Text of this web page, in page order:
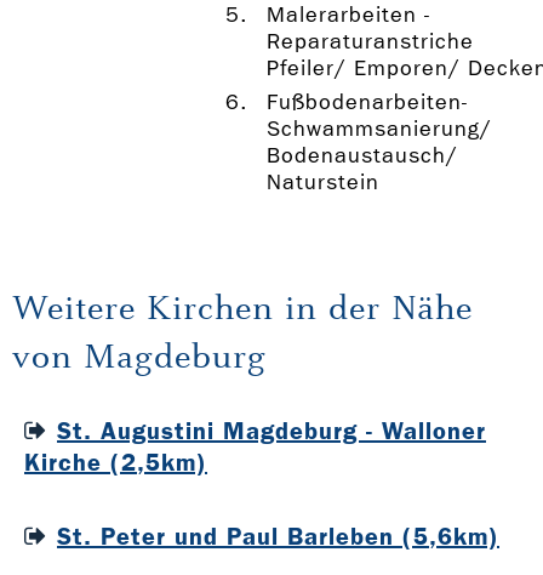
Malerarbeiten -
Reparaturanstriche
Pfeiler/ Emporen/
Fußbodenarbeiten-
Schwammsanierung/
Bodenaustausch/
Naturstein
Weitere Kirchen in der Nähe
von Magdeburg
St. Augustini Magdeburg - Walloner
Kirche (2,5km)
St. Peter und Paul Barleben (5,6km)